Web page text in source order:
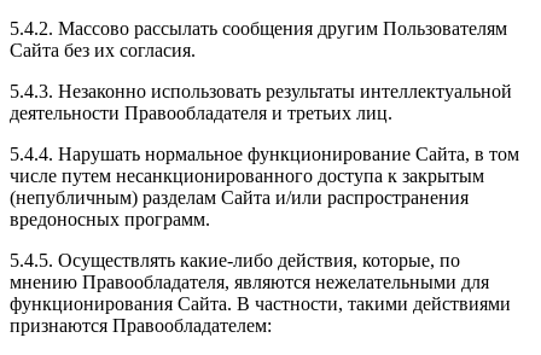
5.4.2. Массово рассылать сообщения другим Пользователям
Сайта без их согласия.
5.4.3. Незаконно использовать результаты интеллектуальной
деятельности Правообладателя и третьих лиц.
5.4.4. Нарушать нормальное функционирование Сайта, в том
числе путем несанкционированного доступа к закрытым
(непубличным) разделам Сайта и/или распространения
вредоносных программ.
5.4.5. Осуществлять какие-либо действия, которые, по
мнению Правообладателя, являются нежелательными для
функционирования Сайта. В частности, такими действиями
признаются Правообладателем: